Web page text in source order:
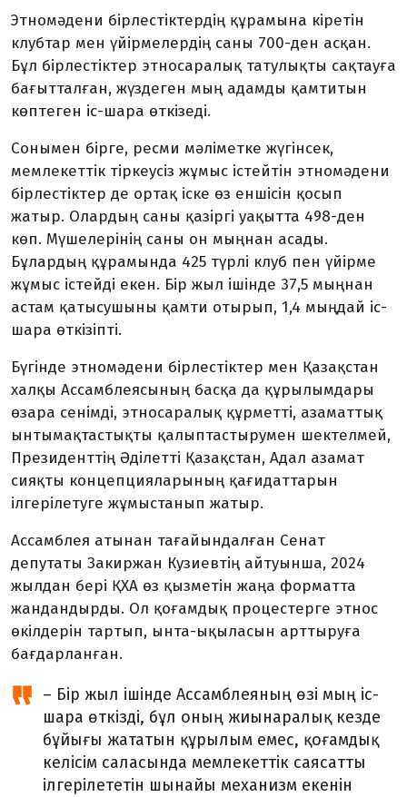
Этномәдени бірлестіктердің құра­мы­­на кіретін
клубтар мен үйірмелердің саны 700-ден асқан.
Бұл бірлестіктер этносаралық татулықты сақтауға
бағыт­талған, жүздеген мың адамды қамтитын
көптеген іс-шара өткізеді.
Сонымен бірге, ресми мәліметке жүгінсек,
мемлекеттік тіркеусіз жұмыс істейтін этномәдени
бірлестіктер де ортақ іске өз еншісін қосып
жатыр. Олардың саны қазіргі уақытта 498-ден
көп. Мүшелерінің саны он мыңнан асады.
Бұлардың құрамында 425 түрлі клуб пен үйірме
жұмыс істейді екен. Бір жыл ішінде 37,5 мыңнан
астам қатысу­шыны қамти отырып, 1,4 мыңдай іс-
шара өткізіпті.
Бүгінде этномәдени бірлестіктер мен Қазақстан
халқы Ассамблеясының басқа да құрылымдары
өзара сенімді, этнос­аралық құрметті, азаматтық
ын­тымақ­тастықты қалыптастырумен шектелмей,
Президенттің Әділетті Қазақстан, Адал азамат
сияқты концеп­цияларының қа­ғи­даттарын
ілгерілетуге жұмыстанып жатыр.
Ассамблея атынан тағайындалған Сенат
депутаты Закиржан Кузиевтің айтуынша, 2024
жылдан бері ҚХА өз қызметін жаңа форматта
жандандырды. Ол қоғамдық процестерге этнос
өкіл­дерін тартып, ынта-ықыласын арт­тыруға
бағдарланған.
– Бір жыл ішінде Ассамблеяның өзі мың іс-
шара өткізді, бұл оның жиын­аралық кезде
бұйығы жататын құрылым емес, қоғамдық
келісім саласында мем­ле­кеттік саясатты
ілгерілететін шынайы механизм екенін